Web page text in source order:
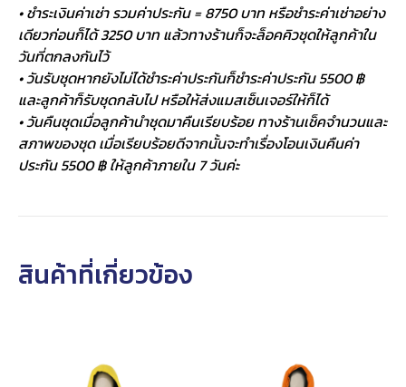
• ชำระเงินค่าเช่า รวมค่าประกัน = 8750 บาท หรือชำระค่าเช่าอย่าง
เดียวก่อนก็ได้ 3250 บาท แล้วทางร้านก็จะล็อคคิวชุดให้ลูกค้าใน
วันที่ตกลงกันไว้
• วันรับชุดหากยังไม่ได้ชำระค่าประกันก็ชำระค่าประกัน 5500 ฿
และลูกค้าก็รับชุดกลับไป หรือให้ส่งแมสเซ็นเจอร์ให้ก็ได้
• วันคืนชุดเมื่อลูกค้านำชุดมาคืนเรียบร้อย ทางร้านเช็คจำนวนและ
สภาพของชุด เมื่อเรียบร้อยดีจากนั้นจะทำเรื่องโอนเงินคืนค่า
ประกัน 5500 ฿ ให้ลูกค้าภายใน 7 วันค่ะ
สินค้าที่เกี่ยวข้อง